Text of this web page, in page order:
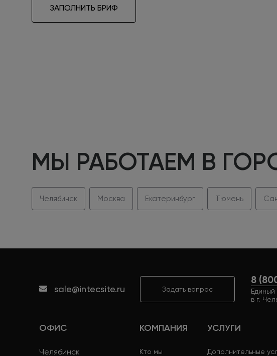
ЗАПОЛНИТЬ БРИФ
МЫ РАБОТАЕМ В
Челябинск Москва Екатеринбург Тюмень
sale@intecsite.ru Задать вопрос
8
в г.
ОФИС
Челябинск
КОМПАНИЯ
Кто мы
УСЛУГИ
Дополнительные